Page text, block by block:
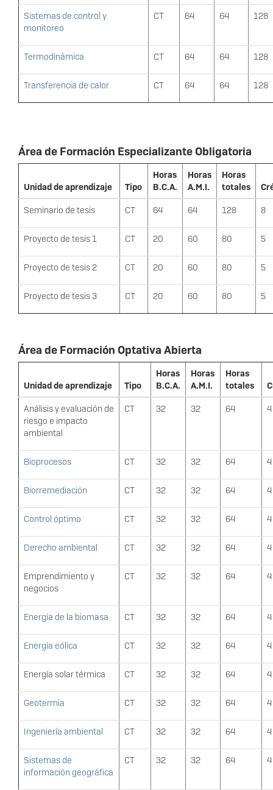
Sistemas de control y
monitoreo
CT 64 64 128
Termodinámica CT 64 64 128
Transferencia de calor CT 64 64 128
Área de Formación Especializante Obligatoria
Unidad de aprendizaje Tipo
Horas
B.C.A.
Horas
A.M.I.
Horas
totales
Seminario de tesis CT 64 64 128 8
Proyecto de tesis 1 CT 20 60 80 5
Proyecto de tesis 2 CT 20 60 80 5
Proyecto de tesis 3 CT 20 60 80 5
Área de Formación Optativa Abierta
Unidad de aprendizaje Tipo
Horas
B.C.A.
Horas
A.M.I.
Horas
totales
Análisis y evaluación de
riesgo e impacto
ambiental
CT 32 32 64 4
Bioprocesos CT 32 32 64 4
Biorremediación CT 32 32 64 4
Control óptimo CT 32 32 64 4
Derecho ambiental CT 32 32 64 4
Emprendimiento y
negocios
CT 32 32 64 4
Energía de la biomasa CT 32 32 64 4
Energía eólica CT 32 32 64 4
Energía solar térmica CT 32 32 64 4
Geotermia CT 32 32 64 4
Ingeniería ambiental CT 32 32 64 4
Sistemas de
información geográfica
CT 32 32 64 4